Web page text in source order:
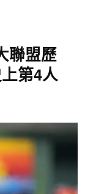
聯盟歷
第4人